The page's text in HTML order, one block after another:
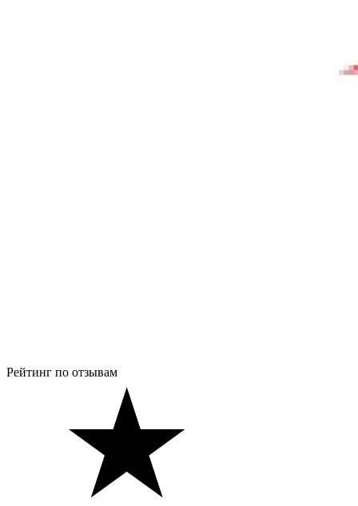
Рейтинг по отзывам